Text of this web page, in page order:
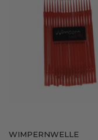
WIMPERNWELLE